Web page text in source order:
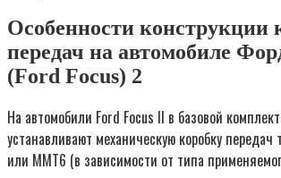
Особенности конструкции
передач на автомобиле
(Ford Focus) 2
На автомобили Ford Focus II в базовой
устанавливают механическую коробку передач
или MMT6 (в зависимости от типа